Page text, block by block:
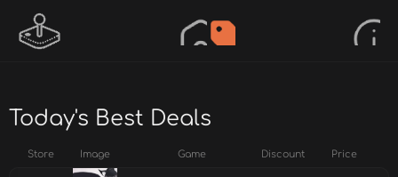
Today's Best Deals
Store Image Game Discount Price